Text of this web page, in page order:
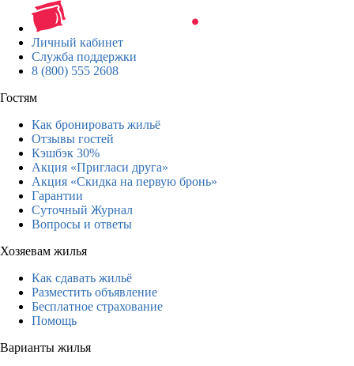
Личный кабинет
Служба поддержки
8 (800) 555 2608
Гостям
Как бронировать жильё
Отзывы гостей
Кэшбэк 30%
Акция «Пригласи друга»
Акция «Скидка на первую бронь»
Гарантии
Суточный Журнал
Вопросы и ответы
Хозяевам жилья
Как сдавать жильё
Разместить объявление
Бесплатное страхование
Помощь
Варианты жилья